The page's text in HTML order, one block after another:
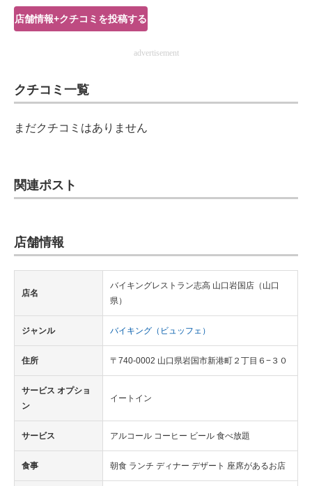
エレクトロニクス専門サイト
エネルギーの専門メディア
建設×テクノロジーの最前線
店舗情報+クチコミを投稿する
advertisement
クチコミ一覧
まだクチコミはありません
関連ポスト
店舗情報
店名
バイキングレストラン志高 山口岩国店（山口
県）
ジャンル バイキング（ビュッフェ）
住所 〒740-0002 山口県岩国市新港町２丁目６−３０
サービス オプショ
ン
イートイン
サービス アルコール コーヒー ビール 食べ放題
食事 朝食 ランチ ディナー デザート 座席があるお店